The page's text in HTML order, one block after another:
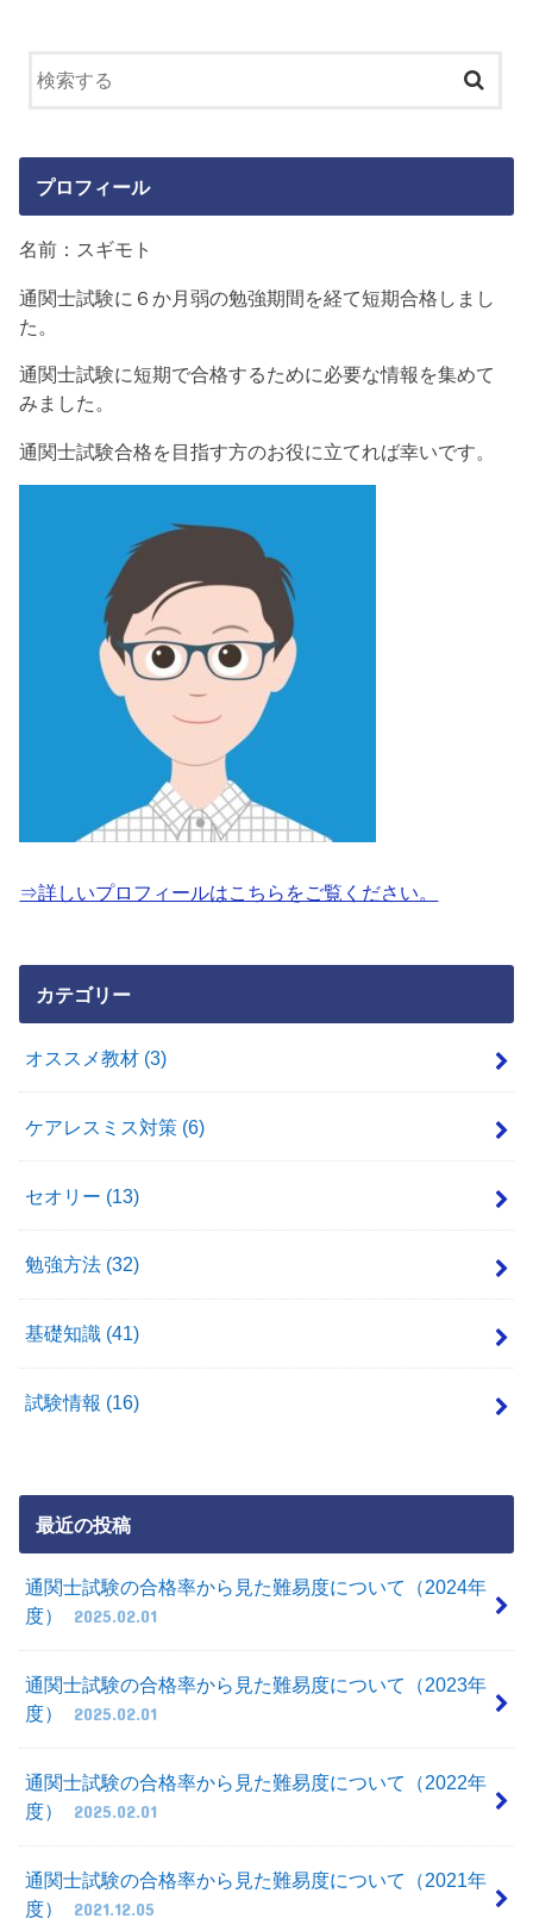
プロフィール
名前：スギモト
通関士試験に６か月弱の勉強期間を経て短期合格しまし
た。
通関士試験に短期で合格するために必要な情報を集めて
みました。
通関士試験合格を目指す方のお役に立てれば幸いです。
⇒詳しいプロフィールはこちらをご覧ください。
カテゴリー
オススメ教材 (3)
ケアレスミス対策 (6)
セオリー (13)
勉強方法 (32)
基礎知識 (41)
試験情報 (16)
最近の投稿
通関士試験の合格率から見た難易度について（2024年
度）
2025.02.01
通関士試験の合格率から見た難易度について（2023年
度）
2025.02.01
通関士試験の合格率から見た難易度について（2022年
度）
2025.02.01
通関士試験の合格率から見た難易度について（2021年
度）
2021.12.05